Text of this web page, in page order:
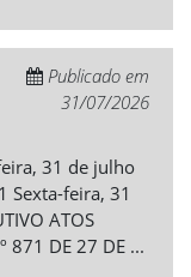
Publicado em
31/07/2026
31 de julho
Sexta-feira, 31
ATOS
871 DE 27 DE ...